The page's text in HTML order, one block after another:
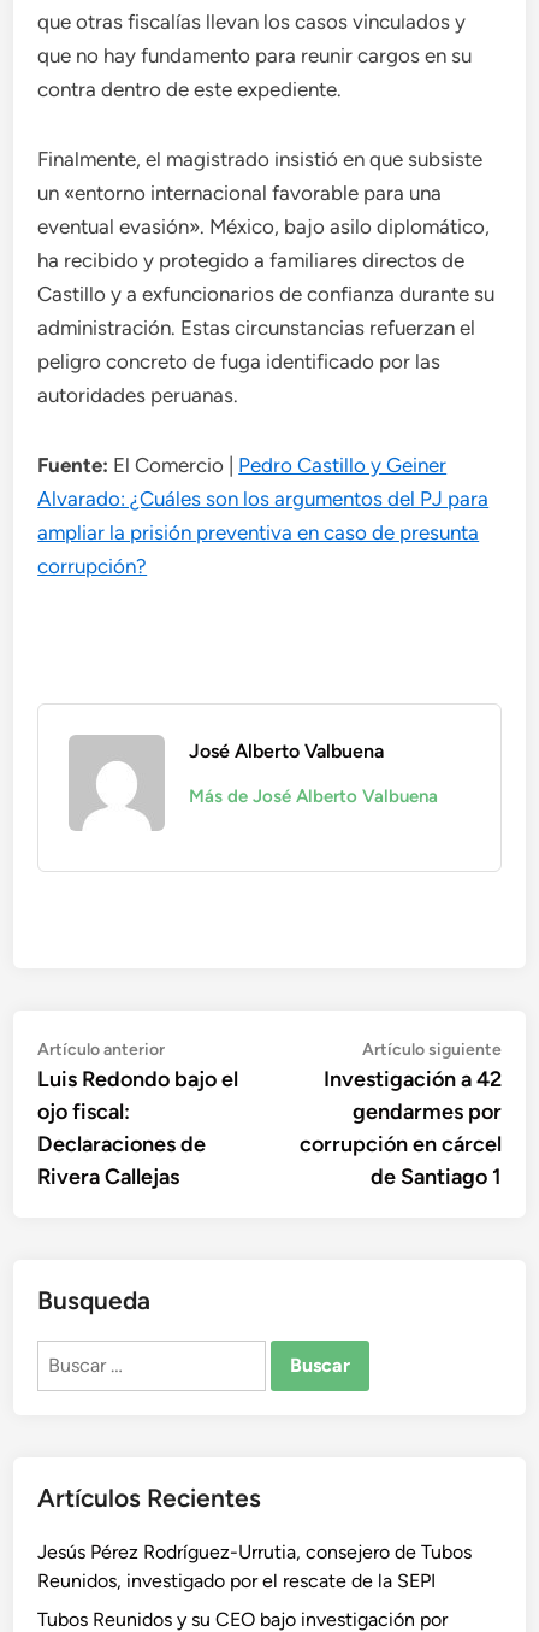
que otras fiscalías llevan los casos vinculados y
que no hay fundamento para reunir cargos en su
contra dentro de este expediente.
Finalmente, el magistrado insistió en que subsiste
un «entorno internacional favorable para una
eventual evasión». México, bajo asilo diplomático,
ha recibido y protegido a familiares directos de
Castillo y a exfuncionarios de confianza durante su
administración. Estas circunstancias refuerzan el
peligro concreto de fuga identificado por las
autoridades peruanas.
Fuente: El Comercio | Pedro Castillo y Geiner
Alvarado: ¿Cuáles son los argumentos del PJ para
ampliar la prisión preventiva en caso de presunta
corrupción?
José Alberto Valbuena
Más de José Alberto Valbuena
Navegación
de
entradas
Artículo anteriorArtículo
anterior:
Luis Redondo bajo el
ojo fiscal:
Declaraciones de
Rivera Callejas
Artículo siguiente
Investigación a 42
gendarmes por
corrupción en cárcel
de Santiago 1
Busqueda
Buscar:
Artículos Recientes
Jesús Pérez Rodríguez-Urrutia, consejero de Tubos
Reunidos, investigado por el rescate de la SEPI
Tubos Reunidos y su CEO bajo investigación por